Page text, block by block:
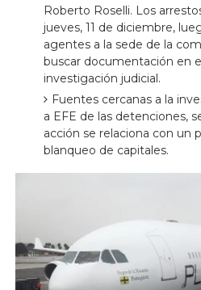
Roberto Roselli. Los
jueves, 11 de diciembre,
agentes a la sede de la
buscar documentación en
investigación judicial.
Fuentes cercanas a la
a EFE de las detenciones,
acción se relaciona con un
blanqueo de capitales.